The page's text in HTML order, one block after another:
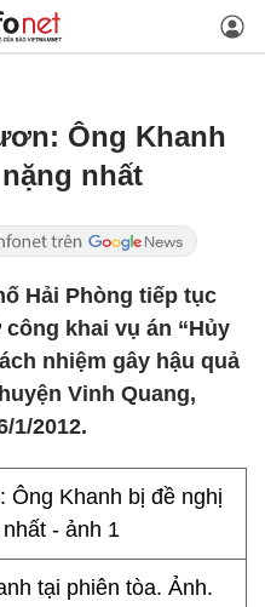
Ông Khanh
nhất
Hải Phòng tiếp tục
khai vụ án “Hủy
nhiệm gây hậu quả
Vinh Quang,
1/2012.
tại phiên tòa. Ảnh.